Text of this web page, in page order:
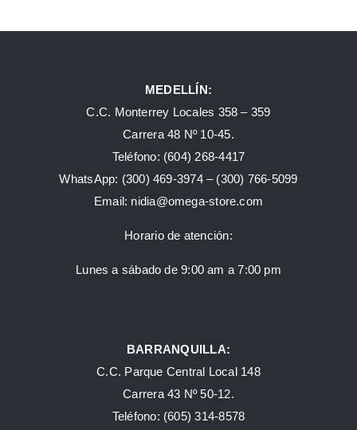
MEDELLÍN:
C.C. Monterrey Locales 358 – 359
Carrera 48 Nº 10-45.
Teléfono: (604) 268-4417
WhatsApp: (300) 469-3974 – (300) 766-5099
Email: nidia@omega-store.com
Horario de atención:
Lunes a sábado de 9:00 am a 7:00 pm
BARRANQUILLA:
C.C. Parque Central Local 148
Carrera 43 Nº 50-12.
Teléfono: (605) 314-8578